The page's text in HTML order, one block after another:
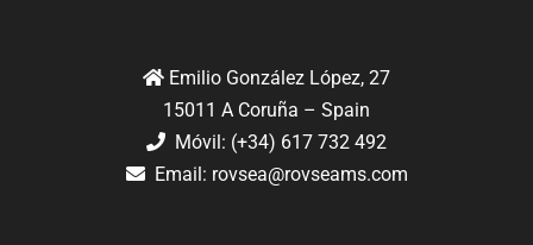
Emilio González López, 27
15011 A Coruña – Spain
Móvil: (+34) 617 732 492
Email: rovsea@rovseams.com